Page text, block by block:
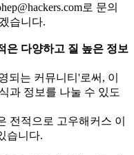
로 문의
습니다.
은 다양하고 질 높은 정보
되는 커뮤니티'로써, 이
과 정보를 나눌 수 있도
전적으로 고우해커스 이
습니다.